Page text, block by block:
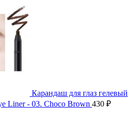
Карандаш для глаз гелевый
Liner - 03. Choco Brown 430 ₽